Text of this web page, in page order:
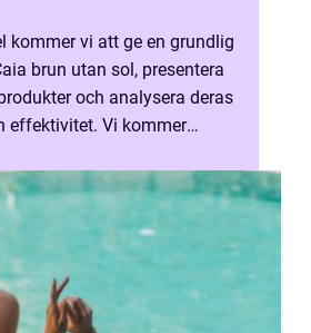
kommer vi att ge en grundlig
brun utan sol, presentera
och analysera deras
effektivitet. Vi kommer